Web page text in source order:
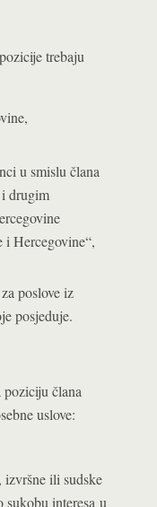
trebaju
u smislu člana
drugim
i Hercegovine“,
poslove iz
posjeduje.
člana
uslove:
izvršne ili sudske
sukobu interesau